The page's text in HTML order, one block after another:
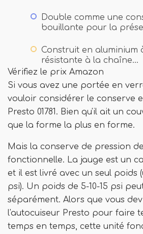
Double comme une
bouillante pour la
Construit en aluminium
résistante à la chaîne…
Vérifiez le prix Amazon
Si vous avez une portée en
vouloir considérer le conserve
Presto 01781. Bien qu'il ait un
que la forme la plus en forme.
Mais la conserve de pression
fonctionnelle. La jauge est un
et il est livré avec un seul poids
psi). Un poids de 5-10-15 psi
séparément. Alors que vous
l'autocuiseur Presto pour faire
temps en temps, cette unité